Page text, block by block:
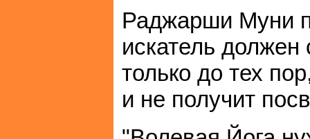
Раджарши Муни
искатель должен
только до тех
и не получит